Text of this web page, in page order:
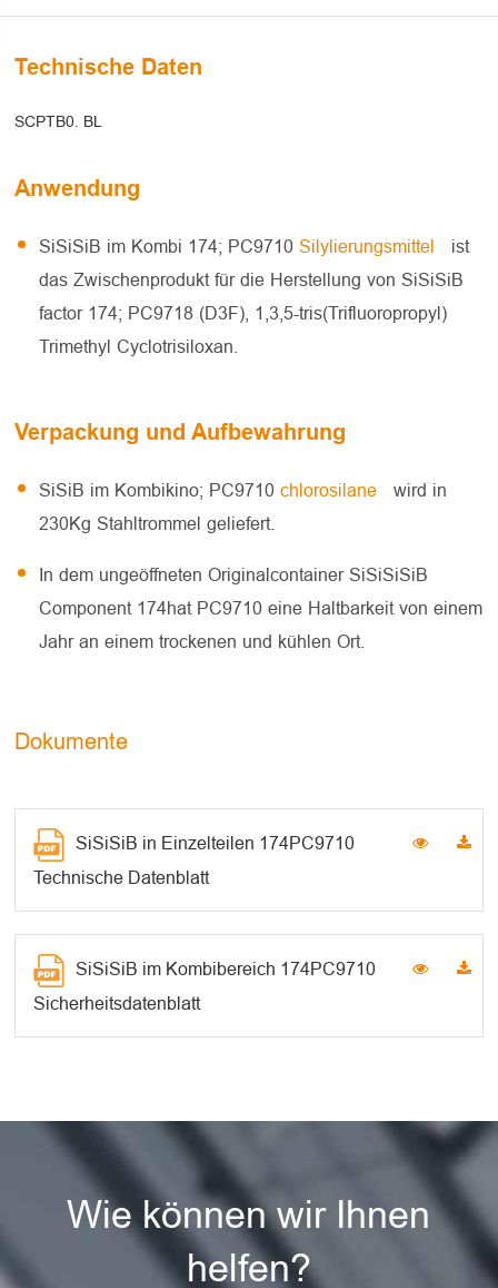
Technische Daten
SCPTB0. BL
Anwendung
SiSiSiB im Kombi 174; PC9710Silylierungsmittel
ist
das Zwischenprodukt für die Herstellung von SiSiSiB
factor 174; PC9718 (D3F), 1,3,5-tris(Trifluoropropyl)
Trimethyl Cyclotrisiloxan.
Verpackung und Aufbewahrung
SiSiB im Kombikino; PC9710chlorosilane
wird in
230Kg Stahltrommel geliefert.
In dem ungeöffneten Originalcontainer SiSiSiSiB
Component 174hat PC9710 eine Haltbarkeit von einem
Jahr an einem trockenen und kühlen Ort.
Dokumente
SiSiSiB in Einzelteilen 174PC9710
Technische Datenblatt
SiSiSiB im Kombibereich 174PC9710
Sicherheitsdatenblatt
Wie können wir Ihnen
helfen?